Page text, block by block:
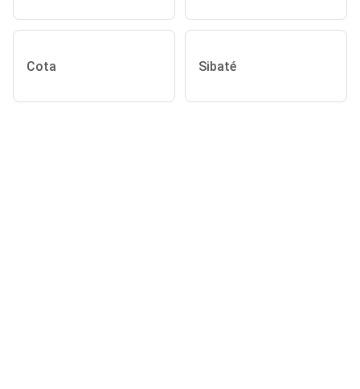
Cota Sibaté